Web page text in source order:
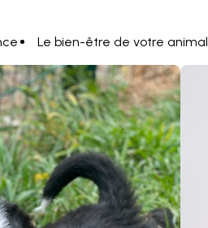
Le bien-être de votre animal